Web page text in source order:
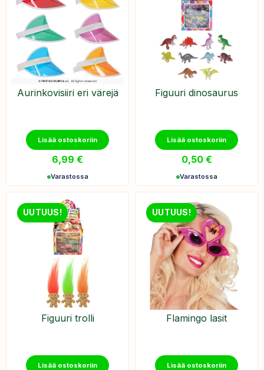
Aurinkovisiiri eri värejä
Lisää ostoskoriin
6,99 €
Varastossa
Figuuri dinosaurus
Lisää ostoskoriin
0,50 €
Varastossa
UUTUUS!
Figuuri trolli
Lisää ostoskoriin
UUTUUS!
Flamingo lasit
Lisää ostoskoriin